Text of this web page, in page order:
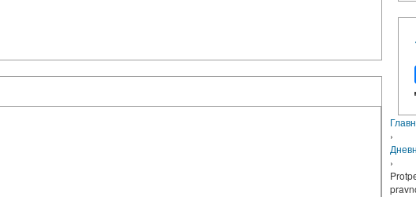
‹
›
›